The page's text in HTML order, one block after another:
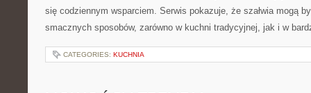
się codziennym wsparciem. Serwis pokazuje, że szałwia mogą
smacznych sposobów, zarówno w kuchni tradycyjnej, jak i w
CATEGORIES: KUCHNIA